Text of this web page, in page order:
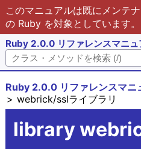
このマニュアルは既にメンテ
の Ruby を対象としています。
Ruby 2.0.0 リファレンスマニュ
Ruby 2.0.0 リファレンスマニ
webrick/sslライブラリ
library